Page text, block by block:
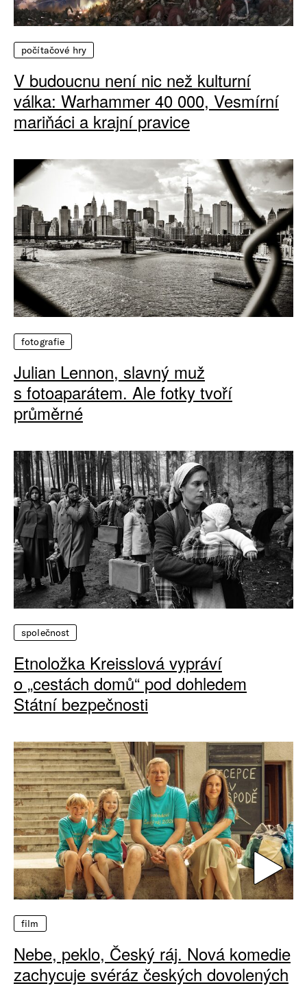
počítačové hry
V budoucnu není nic než kulturní
válka: Warhammer 40 000, Vesmírní
mariňáci a krajní pravice
fotografie
Julian Lennon, slavný muž
s fotoaparátem. Ale fotky tvoří
průměrné
společnost
Etnoložka Kreisslová vypráví
o „cestách domů“ pod dohledem
Státní bezpečnosti
film
Nebe, peklo, Český ráj. Nová komedie
zachycuje svéráz českých dovolených